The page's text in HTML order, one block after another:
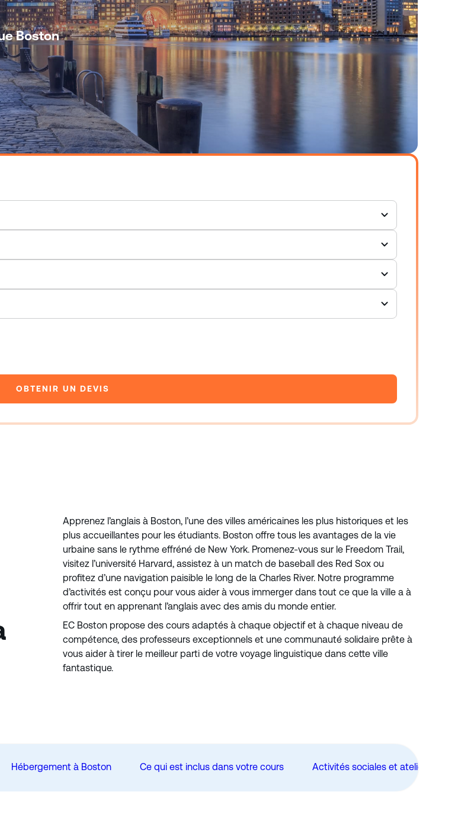
Boston
OBTENIR UN DEVIS
Apprenez l’anglais à Boston, l’une des villes américaines les plus historiques et les
plus accueillantes pour les étudiants. Boston offre tous les avantages de la vie
urbaine sans le rythme effréné de New York. Promenez-vous sur le Freedom Trail,
visitez l’université Harvard, assistez à un match de baseball des Red Sox ou
profitez d’une navigation paisible le long de la Charles River. Notre programme
d’activités est conçu pour vous aider à vous immerger dans tout ce que la ville a à
offrir tout en apprenant l’anglais avec des amis du monde entier.
EC Boston propose des cours adaptés à chaque objectif et à chaque niveau de
compétence, des professeurs exceptionnels et une communauté solidaire prête à
vous aider à tirer le meilleur parti de votre voyage linguistique dans cette ville
fantastique.
Hébergement à Boston Ce qui est inclus dans votre cours Activités sociales et ateliers